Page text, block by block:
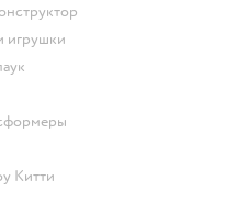
игрушки
Китти